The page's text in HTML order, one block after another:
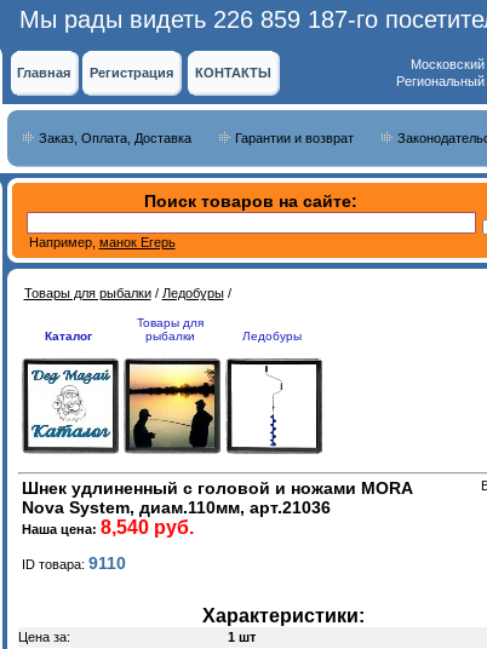
Мы рады видеть 226 859 187-го
Главная Регистрация КОНТАКТЫ
Московский
Региональный
Заказ, Оплата, Доставка Гарантии и возврат
Поиск товаров на сайте:
Например, манок Егерь
Товары для рыбалки/ Ледобуры/
Каталог
Товары для
рыбалки
Ледобуры
Шнек удлиненный с головой и ножами MORA
Nova System, диам.110мм, арт.21036
Наша цена: 8,540 руб.
ID товара: 9110
Характеристики:
Цена за:
1 шт